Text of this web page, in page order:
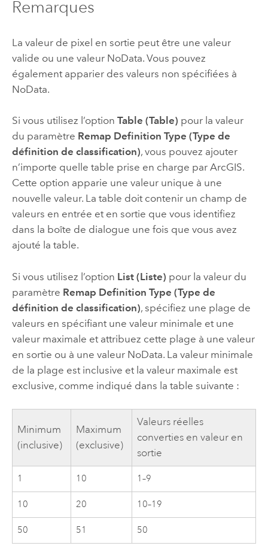
Remarques
La valeur de pixel en sortie peut être une valeur
valide ou une valeur NoData. Vous pouvez
également apparier des valeurs non spécifiées à
NoData.
Si vous utilisez l’option Table (Table) pour la valeur
du paramètre Remap Definition Type (Type de
définition de classification), vous pouvez ajouter
n’importe quelle table prise en charge par ArcGIS.
Cette option apparie une valeur unique à une
nouvelle valeur. La table doit contenir un champ de
valeurs en entrée et en sortie que vous identifiez
dans la boîte de dialogue une fois que vous avez
ajouté la table.
Si vous utilisez l’option List (Liste) pour la valeur du
paramètre Remap Definition Type (Type de
définition de classification), spécifiez une plage de
valeurs en spécifiant une valeur minimale et une
valeur maximale et attribuez cette plage à une valeur
en sortie ou à une valeur NoData. La valeur minimale
de la plage est inclusive et la valeur maximale est
exclusive, comme indiqué dans la table suivante :
Minimum
(inclusive)
Maximum
(exclusive)
Valeurs réelles
converties en valeur en
sortie
1 10 1–9
10 20 10–19
50 51 50